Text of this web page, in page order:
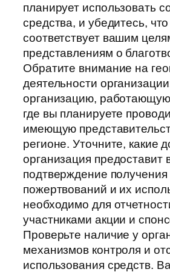
планирует использовать
средства, и убедитесь, что
соответствует вашим
представлениям о
Обратите внимание на
деятельности
организацию,
где вы планируете
имеющую
регионе. Уточните, какие
организация предоставит
подтверждение получения
пожертвований и их
необходимо для
участниками акции и
Проверьте наличие у
механизмов контроля и
использования средств.